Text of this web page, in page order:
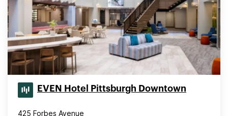
EVEN Hotel Pittsburgh Downtown
425 Forbes Avenue